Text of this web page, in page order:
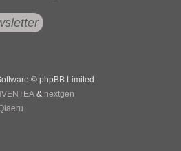
© phpBB Limited
& nextgen